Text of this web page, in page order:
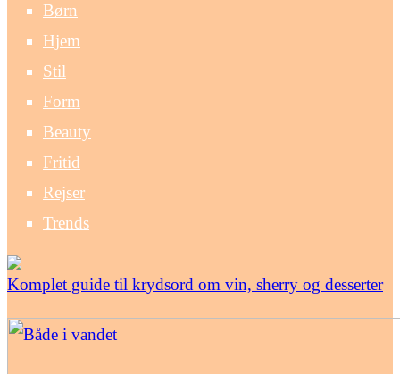
Børn
Hjem
Stil
Form
Beauty
Fritid
Rejser
Trends
Komplet guide til krydsord om vin, sherry og desserter